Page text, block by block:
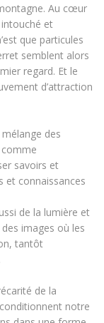
Au cœur
et
que particules
semblent alors
regard. Et le
d’attraction
mélange des
savoirs et
et connaissances
de la lumière et
images où les
tantôt
de la
notre